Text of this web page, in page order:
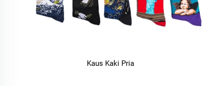
Kaus Kaki Pria